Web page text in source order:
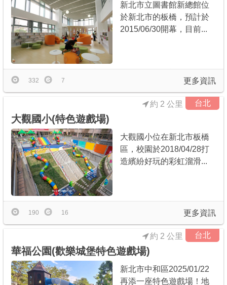
新北市立圖書館新總館位
於新北市的板橋，預計於
2015/06/30開幕，目前...
更多資訊
332 7
台北
大觀國小(特色遊戲場)
約 2 公里
大觀國小位在新北市板橋
區，校園於2018/04/28打
造繽紛好玩的彩虹溜滑...
更多資訊
190 16
台北
華福公園(歡樂城堡特色遊戲場)
約 2 公里
新北市中和區2025/01/22
再添一座特色遊戲場！地